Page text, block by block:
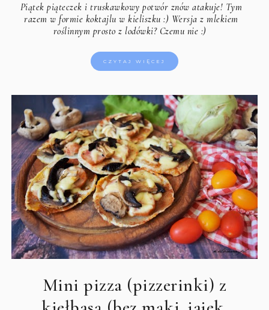
Piątek piąteczek i truskawkowy potwór znów atakuje! Tym
razem w formie koktajlu w kieliszku :) Wersja z mlekiem
roślinnym prosto z lodówki? Czemu nie :)
CZYTAJ WIĘCEJ
Mini pizza (pizzerinki) z